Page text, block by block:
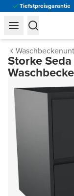
Tiefstpreisgarantie
Storke Seda